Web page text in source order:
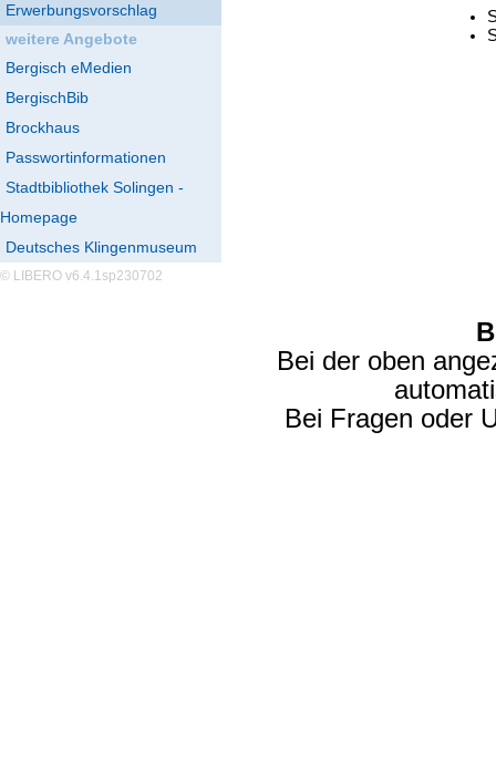
Erwerbungsvorschlag
weitere Angebote
Bergisch eMedien
BergischBib
Brockhaus
Passwortinformationen
Stadtbibliothek Solingen -
Homepage
Deutsches Klingenmuseum
© LIBERO v6.4.1sp230702
Bei der oben
Bei Fragen oder